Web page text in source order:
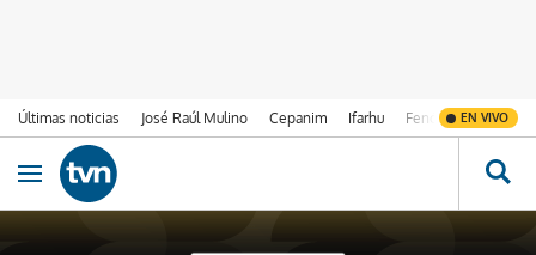
Últimas noticias José Raúl Mulino Cepanim Ifarhu Fenómeno de El
EN VIVO
Ir al contenido
Obrir navegació